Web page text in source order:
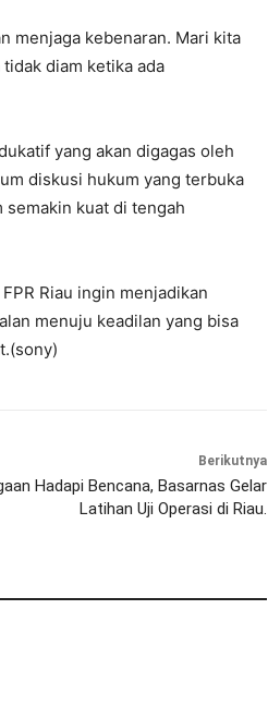
menjaga kebenaran. Mari kita
diam ketika ada
yang akan digagas oleh
diskusi hukum yang terbuka
kuat di tengah
Riau ingin menjadikan
menuju keadilan yang bisa
Berikutnya
Hadapi Bencana, Basarnas Gelar
Latihan Uji Operasi di Riau.